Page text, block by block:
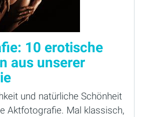
10 erotische
aus unserer
und natürliche Schönheit
Aktfotografie. Mal klassisch,